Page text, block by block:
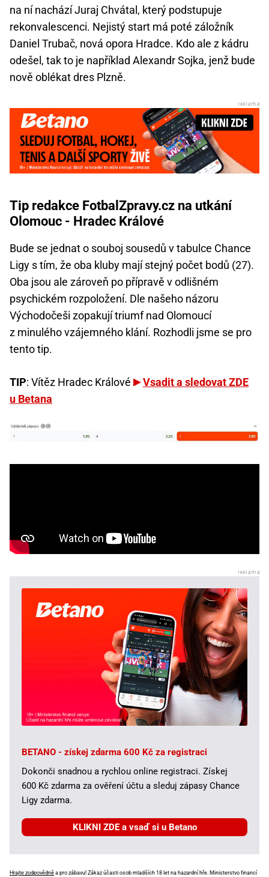
na ní nachází Juraj Chvátal, který podstupuje
rekonvalescenci. Nejistý start má poté záložník
Daniel Trubač, nová opora Hradce. Kdo ale z kádru
odešel, tak to je například Alexandr Sojka, jenž bude
nově oblékat dres Plzně.
Tip redakce FotbalZpravy.cz na utkání
Olomouc - Hradec Králové
Bude se jednat o souboj sousedů v tabulce Chance
Ligy s tím, že oba kluby mají stejný počet bodů (27).
Oba jsou ale zároveň po přípravě v odlišném
psychickém rozpoložení. Dle našeho názoru
Východočeši zopakují triumf nad Olomoucí
z minulého vzájemného klání. Rozhodli jsme se pro
tento tip.
TIP: Vítěz Hradec Králové
Vsadit a sledovat ZDE
u Betana
BETANO - získej zdarma 600 Kč za registraci
Dokonči snadnou a rychlou online registraci. Získej
600 Kč zdarma za ověření účtu a sleduj zápasy Chance
Ligy zdarma.
KLIKNI ZDE a vsaď si u Betano
Hrajte zodpovědně a pro zábavu! Zákaz účasti osob mladších 18 let na hazardní hře. Ministerstvo financí